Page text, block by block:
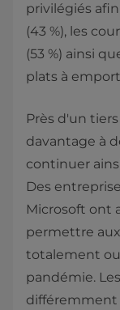
privilégiés
(43 %), les
(53 %) ainsi
plats à
Près d'un
davantage à
continuer
Des
Microsoft ont
permettre
totalement
pandémie.
différemment